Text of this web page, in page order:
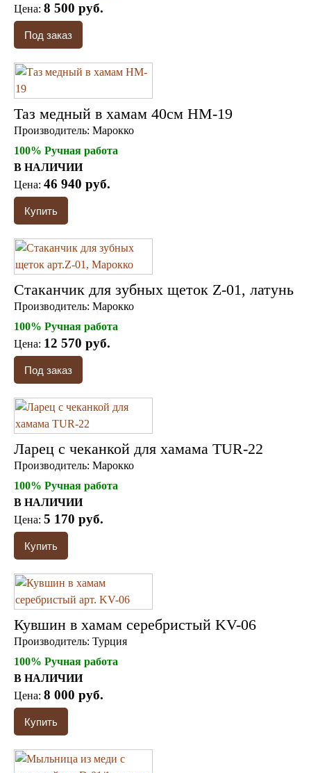
Цена: 8 500 руб.
Таз медный в хамам 40см HM-19
Производитель: Марокко
100% Ручная работа
В НАЛИЧИИ
Цена: 46 940 руб.
Стаканчик для зубных щеток Z-01, латунь
Производитель: Марокко
100% Ручная работа
Цена: 12 570 руб.
Ларец с чеканкой для хамама TUR-22
Производитель: Марокко
100% Ручная работа
В НАЛИЧИИ
Цена: 5 170 руб.
Кувшин в хамам серебристый KV-06
Производитель: Турция
100% Ручная работа
В НАЛИЧИИ
Цена: 8 000 руб.